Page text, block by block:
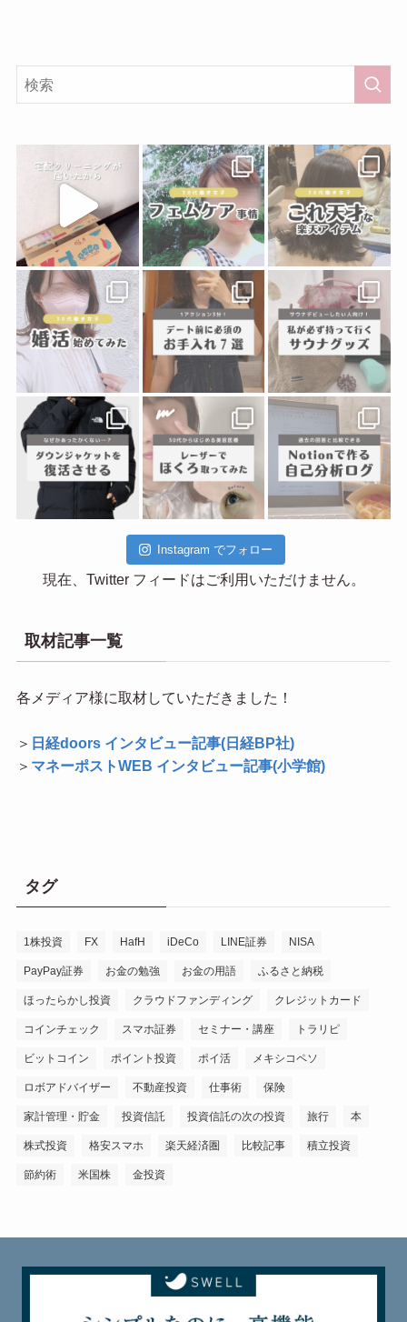
Instagram でフォロー
現在、Twitter フィードはご利用いただけません。
取材記事一覧
各メディア様に取材していただきました！
＞ 日経doors インタビュー記事(日経BP社)
＞ マネーポストWEB インタビュー記事(小学館)
タグ
1株投資 FX HafH iDeCo LINE証券 NISA
PayPay証券 お金の勉強 お金の用語 ふるさと納税
ほったらかし投資 クラウドファンディング クレジットカード
コインチェック スマホ証券 セミナー・講座 トラリピ
ビットコイン ポイント投資 ポイ活 メキシコペソ
ロボアドバイザー 不動産投資 仕事術 保険
家計管理・貯金 投資信託 投資信託の次の投資 旅行 本
株式投資 格安スマホ 楽天経済圏 比較記事 積立投資
節約術 米国株 金投資